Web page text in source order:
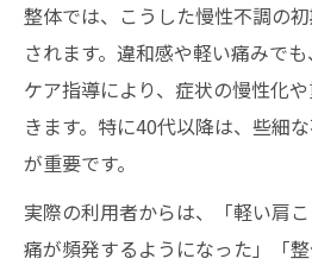
整体では、こうした慢性不調の
されます。違和感や軽い痛みで
ケア指導により、症状の慢性化
きます。特に40代以降は、些細
が重要です。
実際の利用者からは、「軽い肩
痛が頻発するようになった」「